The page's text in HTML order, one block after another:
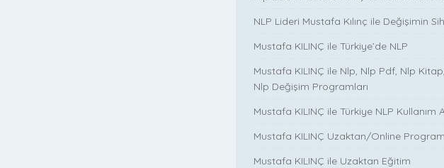
NLP Lideri Mustafa Kılınç ile Değişimin
Mustafa KILINÇ ile Türkiye’de NLP
Mustafa KILINÇ ile Nlp, Nlp Pdf, Nlp
Nlp Değişim Programları
Mustafa KILINÇ ile Türkiye NLP Kullanım
Mustafa KILINÇ Uzaktan/Online
Mustafa KILINÇ ile Uzaktan Eğitim